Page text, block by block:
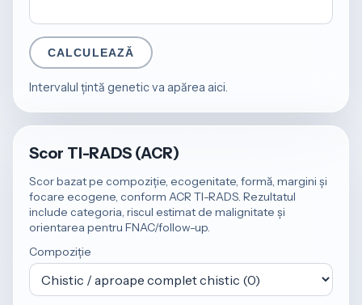
CALCULEAZĂ
Intervalul țintă genetic va apărea aici.
Scor TI-RADS (ACR)
Scor bazat pe compoziție, ecogenitate, formă, margini și
focare ecogene, conform ACR TI-RADS. Rezultatul
include categoria, riscul estimat de malignitate și
orientarea pentru FNAC/follow-up.
Compoziție